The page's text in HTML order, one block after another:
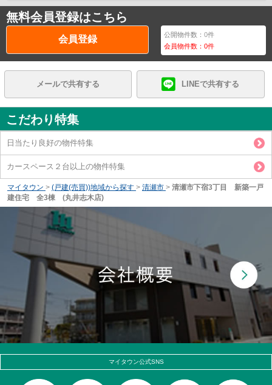
無料会員登録はこちら
会員登録 公開物件数：0件
会員物件数：0件
メールで共有する LINEで共有する
こだわり特集
日当たり良好の物件特集
カースペース２台以上の物件特集
マイタウン > (戸建(売買))地域から探す > 清瀬市 > 清瀬市下宿3丁目 新築一戸
建住宅 全3棟 (丸井志木店)
マイタウン公式SNS